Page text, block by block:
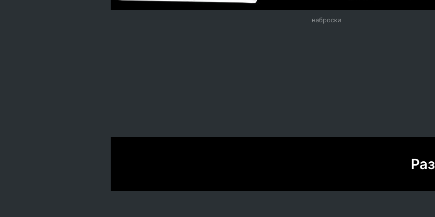
наброски